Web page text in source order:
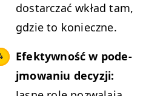
dostar­czać wkład tam,
gdzie to konieczne.
Efek­ty­wność w pode­
j­mowa­niu decyzji: